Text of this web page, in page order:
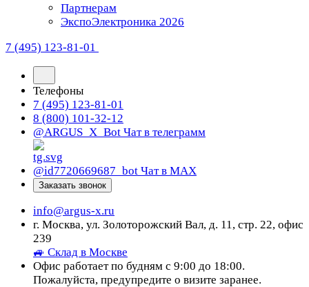
Партнерам
ЭкспоЭлектроника 2026
7 (495) 123-81-01
Телефоны
7 (495) 123-81-01
8 (800) 101-32-12
@ARGUS_X_Bot Чат в телеграмм
@id7720669687_bot Чат в МАХ
Заказать звонок
info@argus-x.ru
г. Москва, ул. Золоторожский Вал, д. 11, стр. 22, офис
239
🚙 Склад в Москве
Офис работает по будням с 9:00 до 18:00.
Пожалуйста, предупредите о визите заранее.